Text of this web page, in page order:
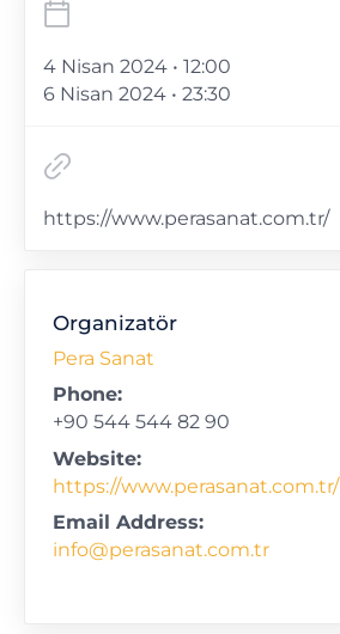
4 Nisan 2024 • 12:00
6 Nisan 2024 • 23:30
https://www.perasanat.com.tr/
Organizatör
Pera Sanat
Phone:
+90 544 544 82 90
Website:
https://www.perasanat.com.tr/
Email Address:
info@perasanat.com.tr